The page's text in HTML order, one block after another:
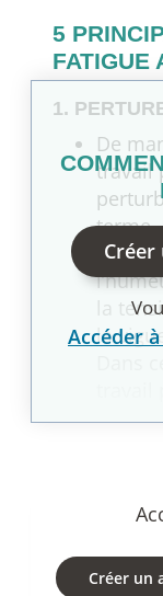
5
FATIGUE
1.
De
travail
terme.
aux
la
la
Accéder
Créer un